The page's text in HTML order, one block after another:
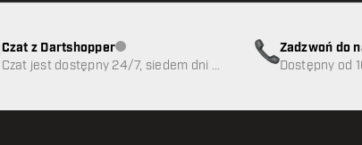
Czat z DartshopperObsługa klienta niedostępna
Czat jest dostępny 24/7, siedem dni w
Zadzwoń do
89
Dostępny od